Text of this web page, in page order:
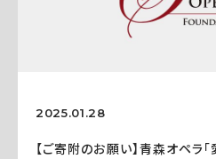
2025.01.28
【ご寄附のお願い】青森オペラ